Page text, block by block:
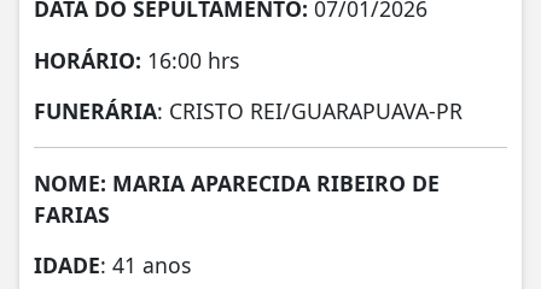
DATA DO SEPULTAMENTO: 07/01/2026
HORÁRIO: 16:00 hrs
FUNERÁRIA: CRISTO REI/GUARAPUAVA-PR
NOME: MARIA APARECIDA RIBEIRO DE
FARIAS
IDADE: 41 anos